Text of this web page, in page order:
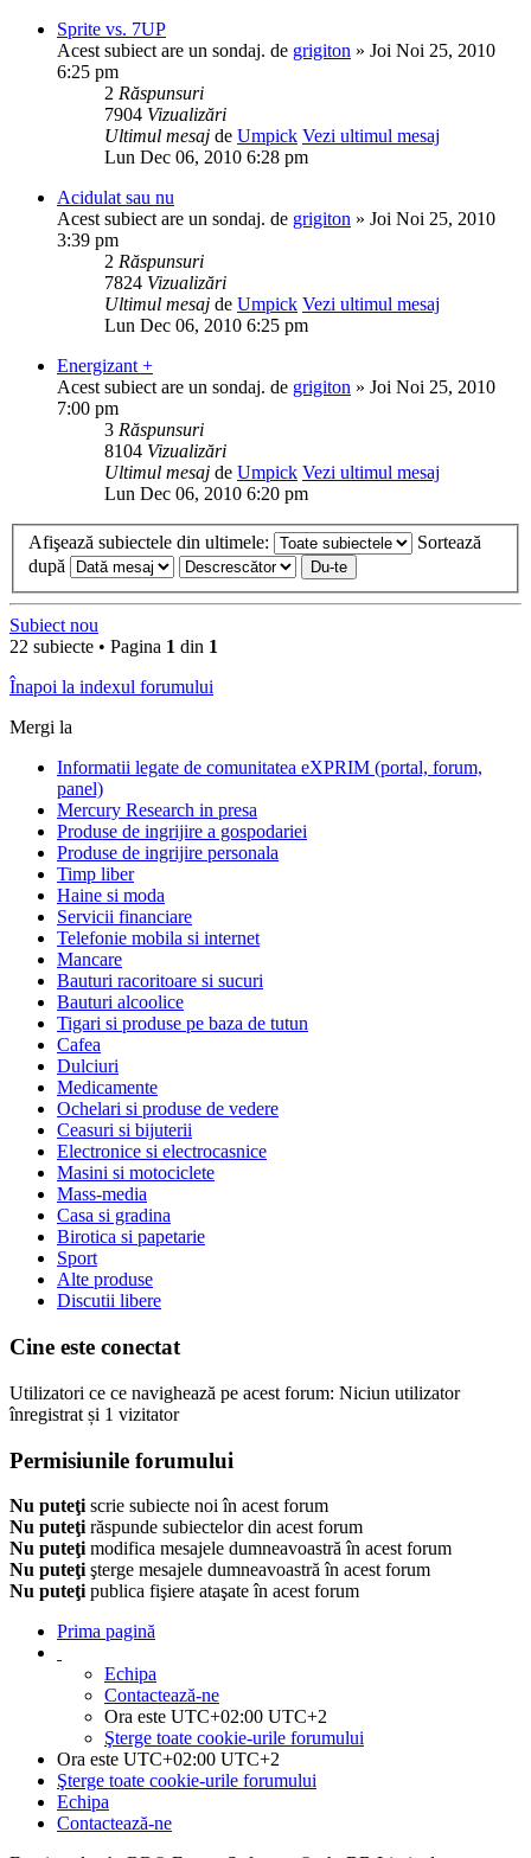
Sprite vs. 7UP
Acest subiect are un sondaj. de grigiton » Joi Noi 25, 2010
6:25 pm
2 Răspunsuri
7904 Vizualizări
Ultimul mesaj de Umpick Vezi ultimul mesaj
Lun Dec 06, 2010 6:28 pm
Acidulat sau nu
Acest subiect are un sondaj. de grigiton » Joi Noi 25, 2010
3:39 pm
2 Răspunsuri
7824 Vizualizări
Ultimul mesaj de Umpick Vezi ultimul mesaj
Lun Dec 06, 2010 6:25 pm
Energizant +
Acest subiect are un sondaj. de grigiton » Joi Noi 25, 2010
7:00 pm
3 Răspunsuri
8104 Vizualizări
Ultimul mesaj de Umpick Vezi ultimul mesaj
Lun Dec 06, 2010 6:20 pm
Afişează subiectele din ultimele:
Sortează
după
Subiect nou
22 subiecte • Pagina 1 din 1
Înapoi la indexul forumului
Mergi la
Informatii legate de comunitatea eXPRIM (portal, forum,
panel)
Mercury Research in presa
Produse de ingrijire a gospodariei
Produse de ingrijire personala
Timp liber
Haine si moda
Servicii financiare
Telefonie mobila si internet
Mancare
Bauturi racoritoare si sucuri
Bauturi alcoolice
Tigari si produse pe baza de tutun
Cafea
Dulciuri
Medicamente
Ochelari si produse de vedere
Ceasuri si bijuterii
Electronice si electrocasnice
Masini si motociclete
Mass-media
Casa si gradina
Birotica si papetarie
Sport
Alte produse
Discutii libere
Cine este conectat
Utilizatori ce ce navighează pe acest forum: Niciun utilizator
înregistrat și 1 vizitator
Permisiunile forumului
Nu puteţi scrie subiecte noi în acest forum
Nu puteţi răspunde subiectelor din acest forum
Nu puteţi modifica mesajele dumneavoastră în acest forum
Nu puteţi şterge mesajele dumneavoastră în acest forum
Nu puteţi publica fişiere ataşate în acest forum
Prima pagină
Echipa
Contactează-ne
Ora este UTC+02:00 UTC+2
Şterge toate cookie-urile forumului
Ora este UTC+02:00 UTC+2
Şterge toate cookie-urile forumului
Echipa
Contactează-ne